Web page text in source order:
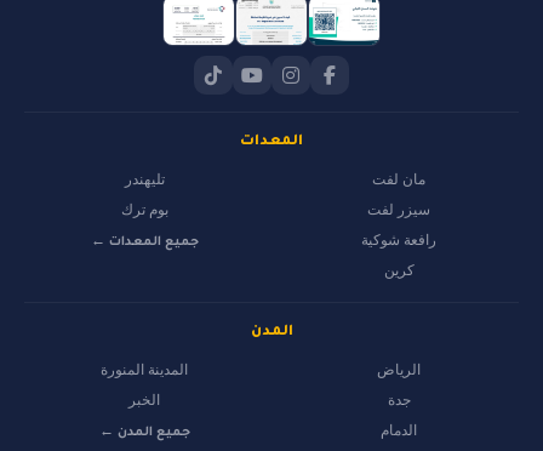
المعدات
مان لفت
سيزر لفت
رافعة شوكية
كرين
تليهندر
بوم ترك
جميع المعدات ←
المدن
الرياض
جدة
الدمام
المدينة المنورة
الخبر
جميع المدن ←